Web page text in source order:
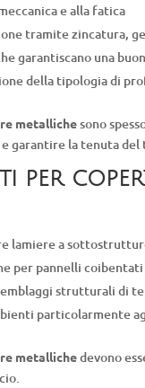
e alla fatica
tramite zincatura,
garantiscano una
della tipologia di
metallichesono
garantire la tenuta
per
lamiere a
per pannelli coibentati
strutturali di
particolarmente
metallichedevono